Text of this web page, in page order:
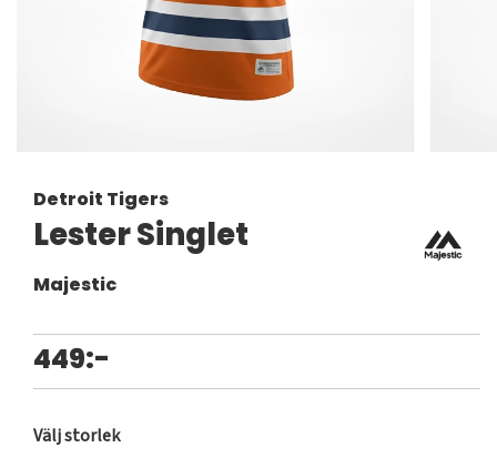
Detroit Tigers
Lester Singlet
Majestic
449:-
Välj storlek